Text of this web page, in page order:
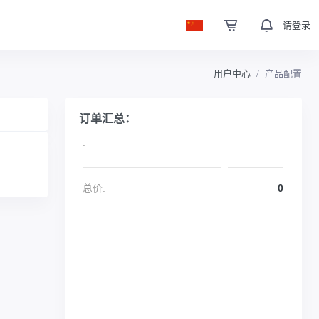
请登录
用户中心 产品配置
订单汇总：
:
总价: 0